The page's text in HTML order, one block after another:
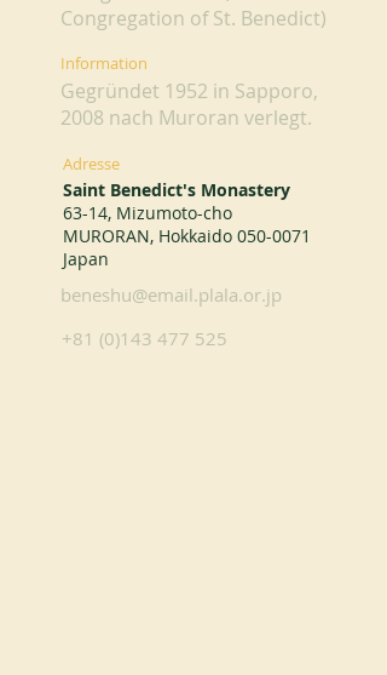
Congregation of St. Benedict)
Information
Gegründet 1952 in Sapporo,
2008 nach Muroran verlegt.
Adresse
Saint Benedict's Monastery
63-14, Mizumoto-cho
MURORAN, Hokkaido 050-0071
Japan
beneshu@email.plala.or.jp
+81 (0)143 477 525